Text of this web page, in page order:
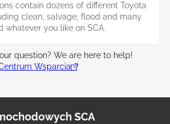
contain dozens of different Toyota
clean, salvage, flood and many
whatever you like on SCA.
question? We are here to help!
Wsparcia
SCA